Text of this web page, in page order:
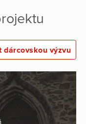
dárcovskou výzvu